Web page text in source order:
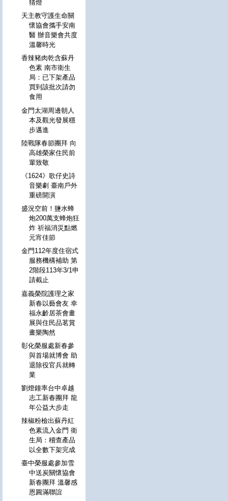
猜燈
天主教守護生命關
懷協會攜手安南
醫 辦音樂會共度
溫馨時光
香辣豬肉乾含蘇丹
色素 南市衛生
局：已下架產品
買到該批次請勿
食用
金門太湖周邊朝人
本及觀光發展穩
步邁進
陸戰隊春節團拜 向
高雄榮家住民前
輩致敬
《1624》歌仔史詩
音樂劇 臺南戶外
重磅開演
盛況空前！鹽水蜂
炮200萬支蜂炮狂
炸 祈福消災點燃
元宵佳節
金門112年度住宿式
服務機構補助 第
2階段113年3/1申
請截止
嘉義榮院護理之家
新春以藝會友 幸
福永齡居茶會畫
展與住民品茗賞
畫樂陶然
彰化榮服處新春參
與首場就博會 助
退除役官兵就轉
業
劉燈鐘率台中卓越
志工新春團拜 龍
年公益大步走
辣椒粉檢出蘇丹紅
色素流入金門 衛
生局：稽查產品
以全數下架完成
臺中榮服處參加雪
中送炭關懷協會
新春團拜 溫馨感
恩圓滿聯誼